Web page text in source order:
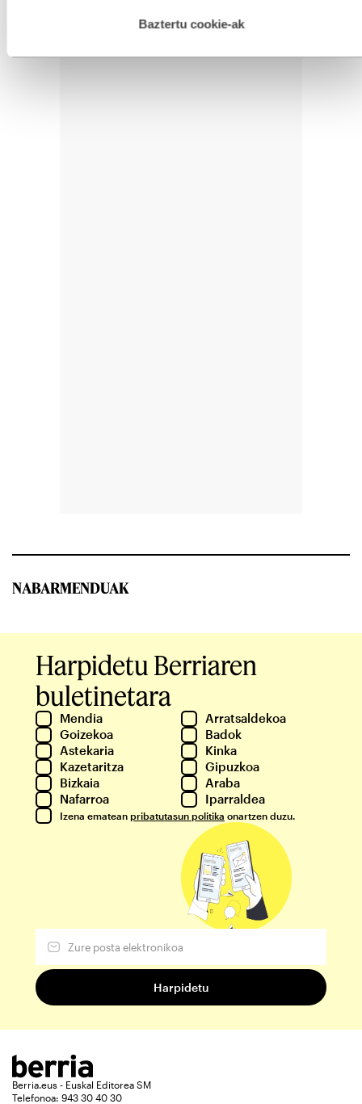
esplizitua ematen diguzu.Gehiago irakurri
Baztertu cookie-ak
NABARMENDUAK
Harpidetu Berriaren
buletinetara
Mendia
Arratsaldekoa
Goizekoa
Badok
Astekaria
Kinka
Kazetaritza
Gipuzkoa
Bizkaia
Araba
Nafarroa
Iparraldea
Izena ematean pribatutasun politika onartzen duzu.
Berria.eus - Euskal Editorea SM
Telefonoa: 943 30 40 30